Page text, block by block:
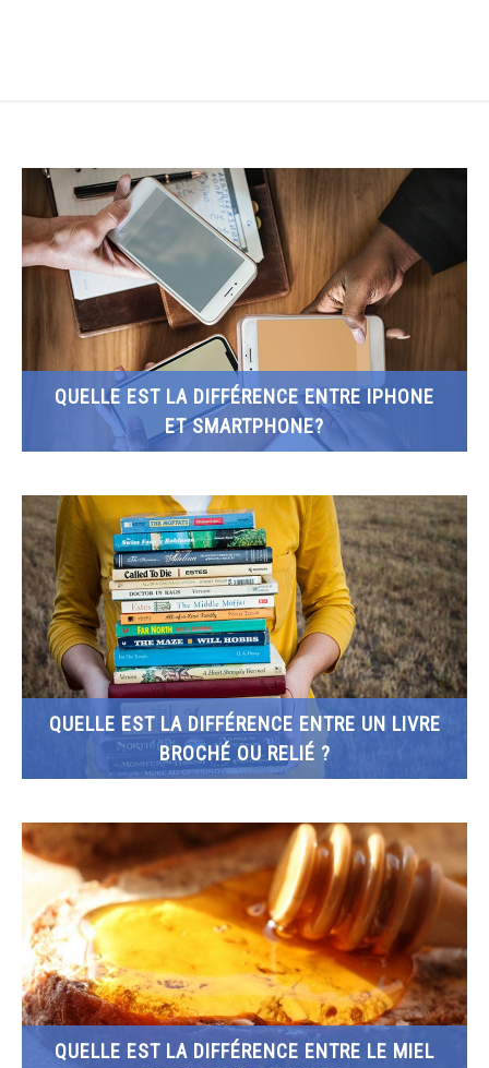
ANIMAUX
CULTURE
MAISON
SPORT
TECHNOLOGIE
QUELLE EST LA DIFFÉRENCE ENTRE IPHONE
ET SMARTPHONE?
QUELLE EST LA DIFFÉRENCE ENTRE UN LIVRE
BROCHÉ OU RELIÉ ?
QUELLE EST LA DIFFÉRENCE ENTRE LE MIEL